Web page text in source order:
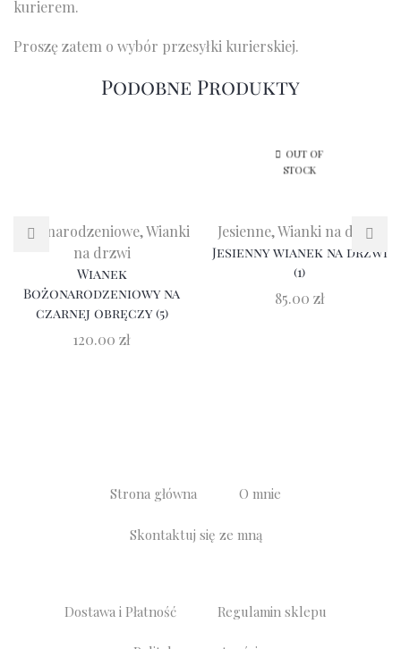
kurierem.
Proszę zatem o wybór przesyłki kurierskiej.
Podobne Produkty
Bożonarodzeniowe,Wianki
na drzwi
Wianek
Bożonarodzeniowy na
czarnej obręczy (5)
120.00 zł
OUT OF
STOCK
Jesienne,Wianki na drzwi
Jesienny wianek na drzwi
(1)
85.00 zł
Strona główna O mnie
Skontaktuj się ze mną
Dostawa i Płatność Regulamin sklepu